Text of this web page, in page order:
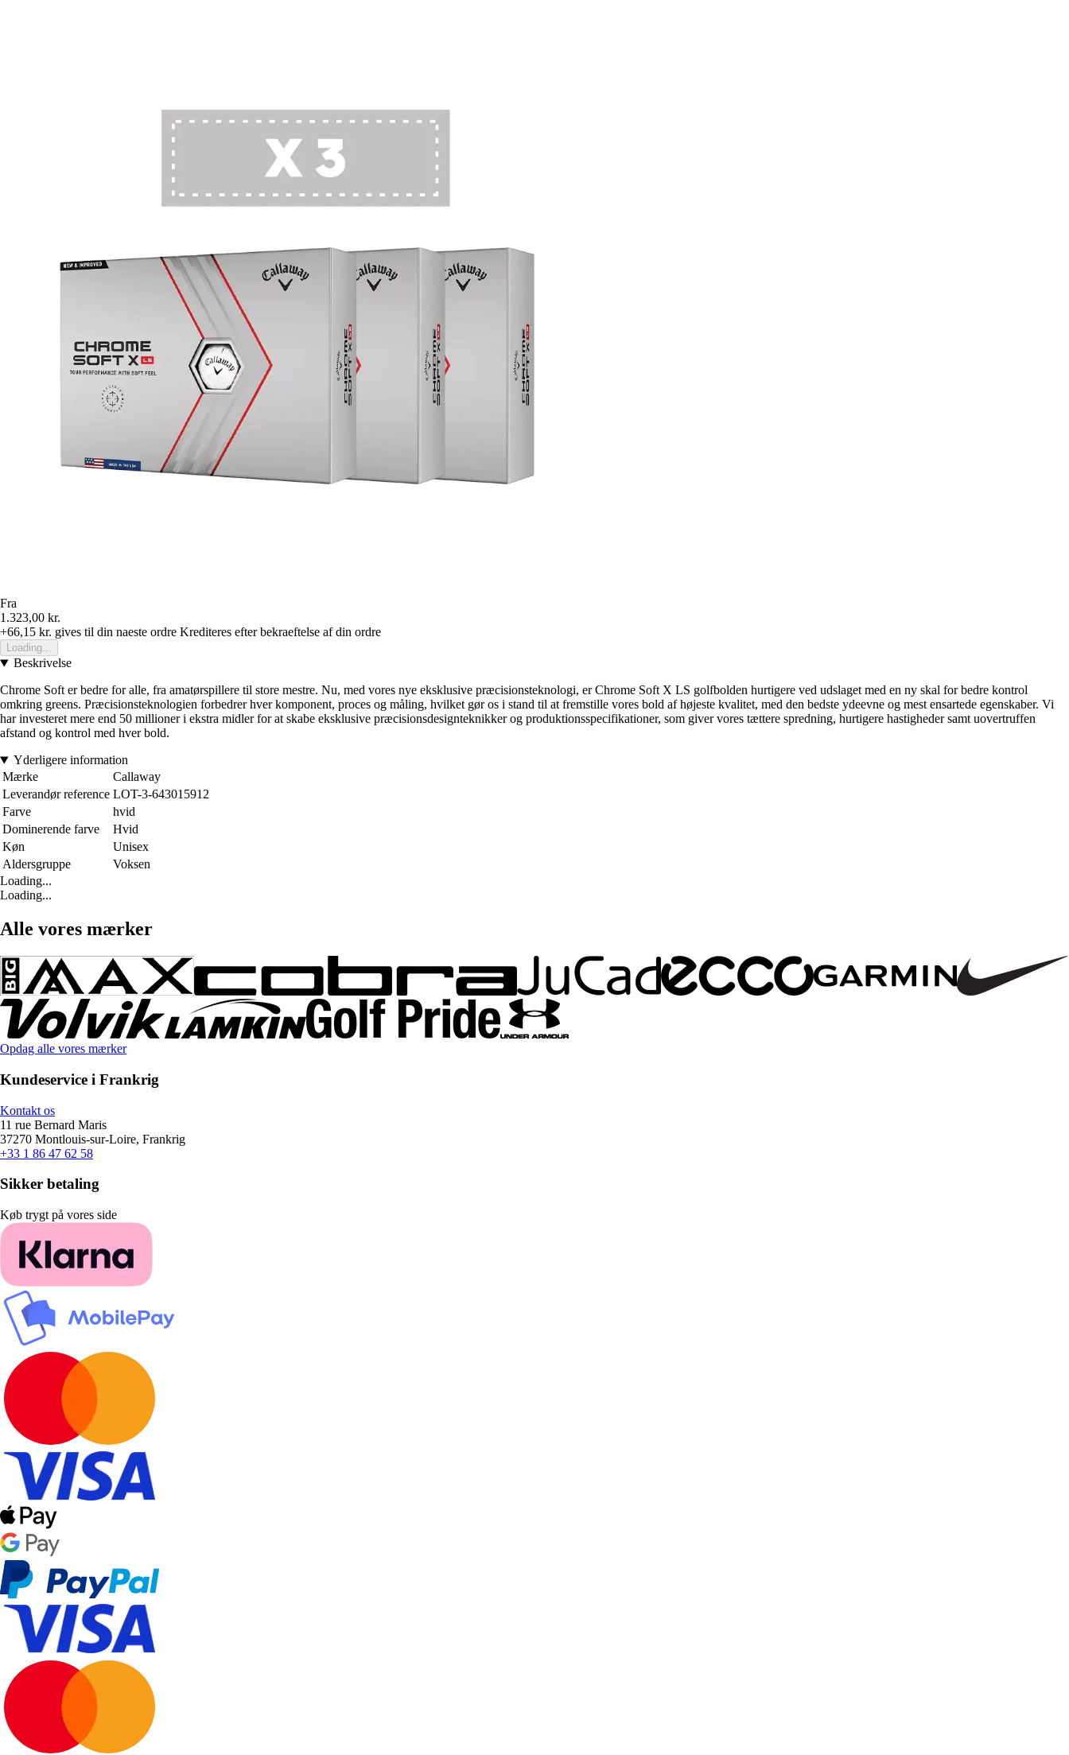
Fra
1.323,00 kr.
+66,15 kr. gives til din naeste ordre Krediteres efter bekraeftelse af din ordre
Loading...
Beskrivelse
Chrome Soft er bedre for alle, fra amatørspillere til store mestre. Nu, med vores nye eksklusive præcisionsteknologi, er Chrome Soft X LS golfbolden hurtigere ved udslaget med en ny skal for bedre kontrol
omkring greens. Præcisionsteknologien forbedrer hver komponent, proces og måling, hvilket gør os i stand til at fremstille vores bold af højeste kvalitet, med den bedste ydeevne og mest ensartede egenskaber. Vi
har investeret mere end 50 millioner i ekstra midler for at skabe eksklusive præcisionsdesignteknikker og produktionsspecifikationer, som giver vores tættere spredning, hurtigere hastigheder samt uovertruffen
afstand og kontrol med hver bold.
Yderligere information
Mærke
Callaway
Leverandør reference LOT-3-643015912
Farve
hvid
Dominerende farve
Hvid
Køn
Unisex
Aldersgruppe
Voksen
Loading...
Loading...
Alle vores mærker
Opdag alle vores mærker
Kundeservice i Frankrig
Kontakt os
11 rue Bernard Maris
37270 Montlouis-sur-Loire, Frankrig
+33 1 86 47 62 58
Sikker betaling
Køb trygt på vores side